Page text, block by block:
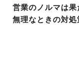
営業のノルマは
無理なときの対処